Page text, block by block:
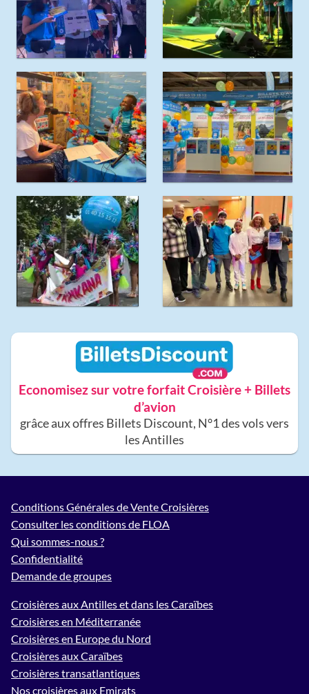
Economisez sur votre forfait Croisière + Billets
d’avion
grâce aux offres Billets Discount, N°1 des vols vers
les Antilles
Conditions Générales de Vente Croisières
Consulter les conditions de FLOA
Qui sommes-nous ?
Confidentialité
Demande de groupes
Croisières aux Antilles et dans les Caraïbes
Croisières en Méditerranée
Croisières en Europe du Nord
Croisières aux Caraïbes
Croisières transatlantiques
Nos croisières aux Emirats